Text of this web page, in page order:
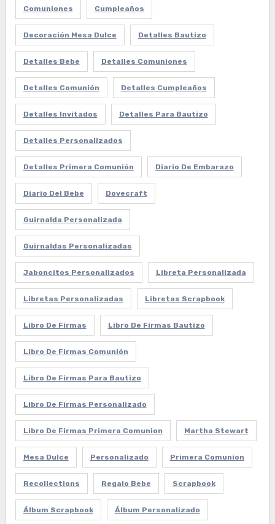
Comuniones Cumpleaños
Decoración Mesa Dulce Detalles Bautizo
Detalles Bebe Detalles Comuniones
Detalles Comunión Detalles Cumpleaños
Detalles Invitados Detalles Para Bautizo
Detalles Personalizados
Detalles Primera Comunión Diario De Embarazo
Diario Del Bebe Dovecraft
Guirnalda Personalizada
Guirnaldas Personalizadas
Jaboncitos Personalizados Libreta Personalizada
Libretas Personalizadas Libretas Scrapbook
Libro De Firmas Libro De Firmas Bautizo
Libro De Firmas Comunión
Libro De Firmas Para Bautizo
Libro De Firmas Personalizado
Libro De Firmas Primera Comunion Martha Stewart
Mesa Dulce Personalizado Primera Comunion
Recollections Regalo Bebe Scrapbook
Álbum Scrapbook Álbum Personalizado